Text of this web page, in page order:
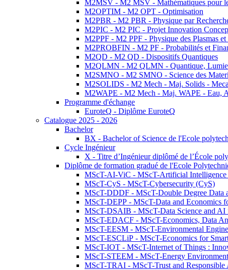
M2MSV - M2 MSV - Mathématiques pour
M2OPTIM - M2 OPT - Optimisation
M2PBR - M2 PBR - Physique par
M2PIC - M2 PIC - Projet Innovation
M2PPF - M2 PPF - Physique des Plasmas et
M2PROBFIN - M2 PF - Probabilités et
M2QD - M2 QD - Dispositifs Quantiques
M2QLMN - M2 QLMN - Quantique,
M2SMNO - M2 SMNO - Science des
M2SOLIDS - M2 Mech - Maj. Solids -
M2WAPE - M2 Mech - Maj. WAPE - Eau,
Programme d'échange
EuroteQ - Diplôme EuroteQ
Catalogue 2025 - 2026
Bachelor
BX - Bachelor of Science de l'Ecole
Cycle Ingénieur
X - Titre d’Ingénieur diplômé de l’École
Diplôme de formation gradué de l'Ecole
MScT-AI-ViC - MScT-Artificial Intelligence
MScT-CyS - MScT-Cybersecurity (CyS)
MScT-DDDF - MScT-Double Degree Data
MScT-DEPP - MScT-Data and Economics
MScT-DSAIB - MScT-Data Science and AI
MScT-EDACF - MScT-Economics, Data
MScT-EESM - MScT-Environmental
MScT-ESCLiP - MScT-Economics for
MScT-IOT - MScT-Internet of Things :
MScT-STEEM - MScT-Energy
MScT-TRAI - MScT-Trust and Responsible